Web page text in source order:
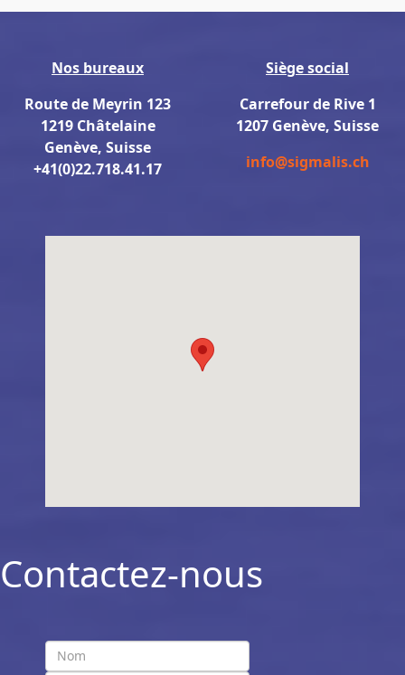
Nos bureaux
Route de Meyrin 123
1219 Châtelaine
Genève, Suisse
+41(0)22.718.41.17
Siège social
Carrefour de Rive 1
1207 Genève, Suisse
info@sigmalis.ch
Contactez-nous